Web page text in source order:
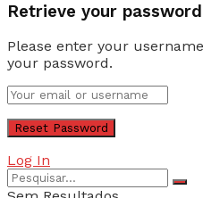
Retrieve your password
Please enter your
your password.
Log In